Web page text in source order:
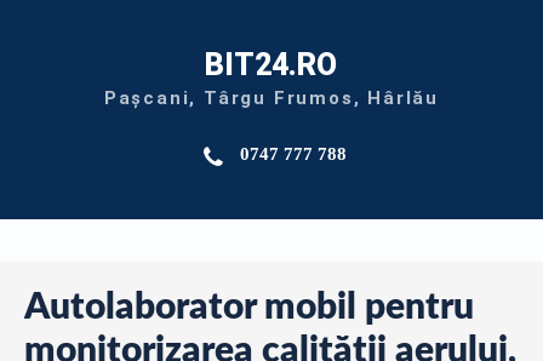
BIT24.RO
Pașcani, Târgu Frumos, Hârlău
0747 777 788
Autolaborator mobil pentru
monitorizarea calității aerului,